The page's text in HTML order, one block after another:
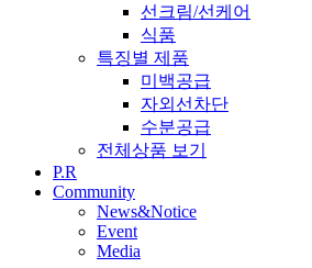
선크림/선케어
식품
특징별 제품
미백공급
자외선차단
수분공급
전체상품 보기
P.R
Community
News&Notice
Event
Media